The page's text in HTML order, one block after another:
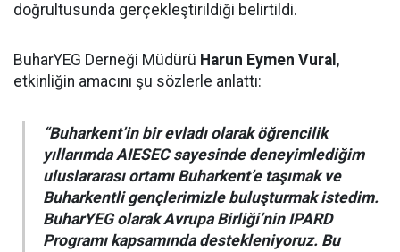
doğrultusunda gerçekleştirildiği belirtildi.
BuharYEG Derneği Müdürü Harun Eymen Vural ,
etkinliğin amacını şu sözlerle anlattı:
“Buharkent’in bir evladı olarak öğrencilik
yıllarımda AIESEC sayesinde deneyimlediğim
uluslararası ortamı Buharkent’e taşımak ve
Buharkentli gençlerimizle buluşturmak istedim.
BuharYEG olarak Avrupa Birliği’nin IPARD
Programı kapsamında destekleniyoruz. Bu